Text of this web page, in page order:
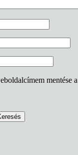
mentése